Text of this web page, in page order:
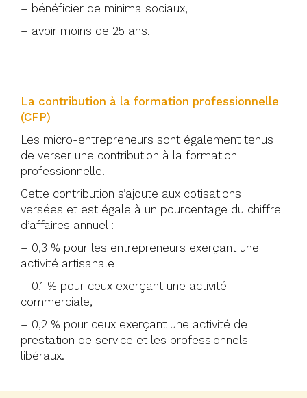
– bénéficier de minima sociaux,
– avoir moins de 25 ans.
La contribution à la formation professionnelle
(CFP)
Les micro-entrepreneurs sont également tenus
de verser une contribution à la formation
professionnelle.
Cette contribution s’ajoute aux cotisations
versées et est égale à un pourcentage du chiffre
d’affaires annuel :
– 0,3 % pour les entrepreneurs exerçant une
activité artisanale
– 0,1 % pour ceux exerçant une activité
commerciale,
– 0,2 % pour ceux exerçant une activité de
prestation de service et les professionnels
libéraux.